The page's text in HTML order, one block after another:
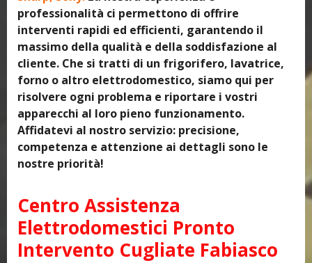
professionalità ci permettono di offrire
interventi rapidi ed efficienti, garantendo il
massimo della qualità e della soddisfazione al
cliente. Che si tratti di un frigorifero, lavatrice,
forno o altro elettrodomestico, siamo qui per
risolvere ogni problema e riportare i vostri
apparecchi al loro pieno funzionamento.
Affidatevi al nostro servizio: precisione,
competenza e attenzione ai dettagli sono le
nostre priorità!
Centro Assistenza
Elettrodomestici Pronto
Intervento Cugliate Fabiasco